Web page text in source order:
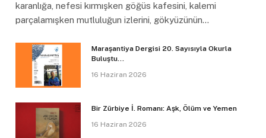
karanlığa, nefesi kırmışken göğüs kafesini, kalemi
parçalamışken mutluluğun izlerini, gökyüzünün…
Maraşantiya Dergisi 20. Sayısıyla Okurla
Buluştu…
16 Haziran 2026
Bir Zürbiye İ. Romanı: Aşk, Ölüm ve Yemen
16 Haziran 2026